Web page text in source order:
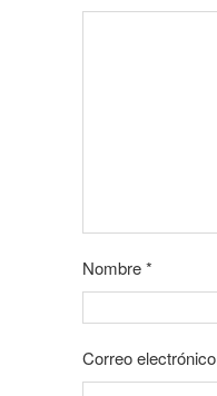
Nombre*
Correo electrónico